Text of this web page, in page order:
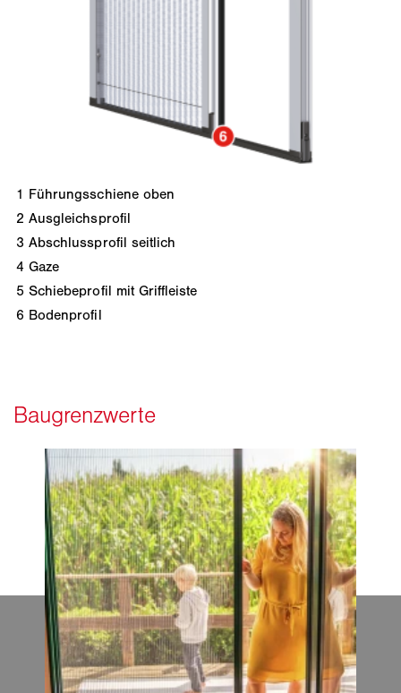
1 Führungsschiene oben
2 Ausgleichsprofil
3 Abschlussprofil seitlich
4 Gaze
5 Schiebeprofil mit Griffleiste
6 Bodenprofil